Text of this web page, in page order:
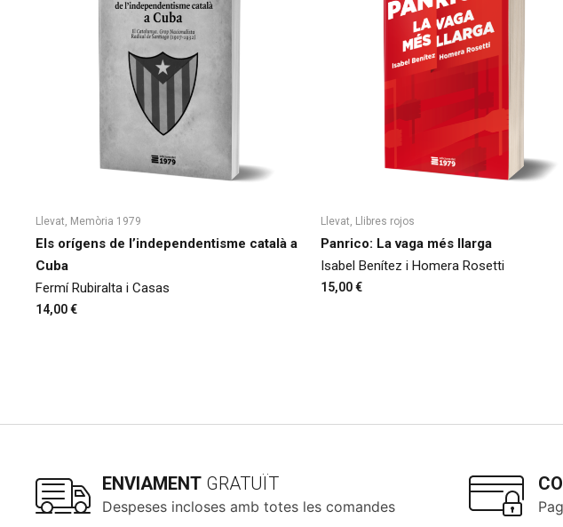
Llevat, Memòria 1979
Els orígens de l’independentisme català a
Cuba
Fermí Rubiralta i Casas
14,00€
Llevat, Llibres rojos
Panrico: La vaga més llarga
Isabel Benítez i Homera Rosetti
15,00€
ENVIAMENT GRATUÏT
Despeses incloses amb totes les comandes